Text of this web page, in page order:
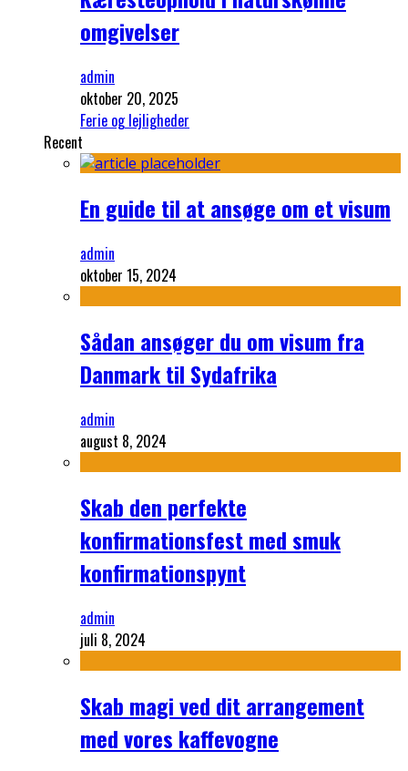
omgivelser
admin
oktober 20, 2025
Ferie og lejligheder
Recent
En guide til at ansøge om et visum
admin
oktober 15, 2024
Sådan ansøger du om visum fra
Danmark til Sydafrika
admin
august 8, 2024
Skab den perfekte
konfirmationsfest med smuk
konfirmationspynt
admin
juli 8, 2024
Skab magi ved dit arrangement
med vores kaffevogne